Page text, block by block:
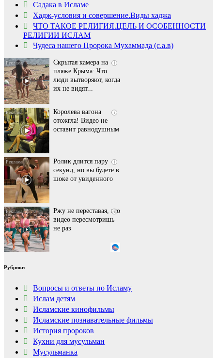
Садака в Исламе
Хадж-условия и совершение.Виды хаджа
ЧТО ТАКОЕ РЕЛИГИЯ.ЦЕЛЬ И ОСОБЕННОСТИ
РЕЛИГИИ ИСЛАМ
Чудеса нашего Пророка Мухаммада (с.а.в)
i
Ролик длится
несколько секунд, а
смеяться вы будете
долго
i
Скрытая камера на
пляже Крыма: Что
люди вытворяют, когда
их не видят...
i
Королева вагона
отожгла! Видео не
оставит равнодушным
i
Ролик длится пару
секунд, но вы будете в
шоке от увиденного
i
Ржу не переставая, это
видео пересмотришь
не раз
i
Ролик из Омска: вы
будете смеяться долго
Рубрики
Вопросы и ответы по Исламу
Ислам детям
Исламские кинофильмы
Исламские познавательные фильмы
История пророков
Кухни для мусульман
Мусульманка